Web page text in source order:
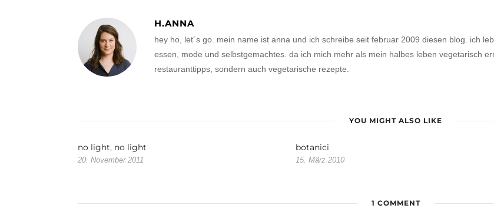
H.ANNA
hey ho, let´s go. mein name ist anna und ich schreibe seit februar 2009 diesen blog. ich
essen, mode und selbstgemachtes. da ich mich mehr als mein halbes leben vegetarisch
restauranttipps, sondern auch vegetarische rezepte.
YOU MIGHT ALSO LIKE
no light, no light
20. November 2011
botanici
15. März 2010
1 COMMENT